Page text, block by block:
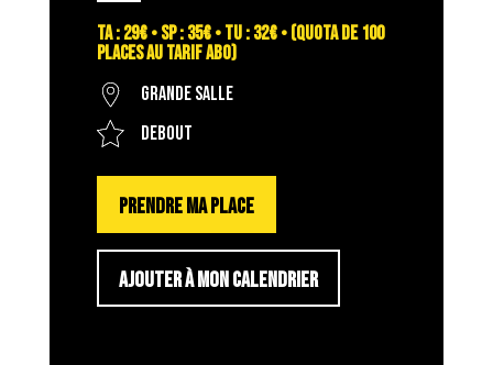
TA : 29€ • SP : 35€ • TU : 32€ • (quota de 100
places au tarif abo)
Grande salle
Debout
PRENDRE MA PLACE
AJOUTER À MON CALENDRIER